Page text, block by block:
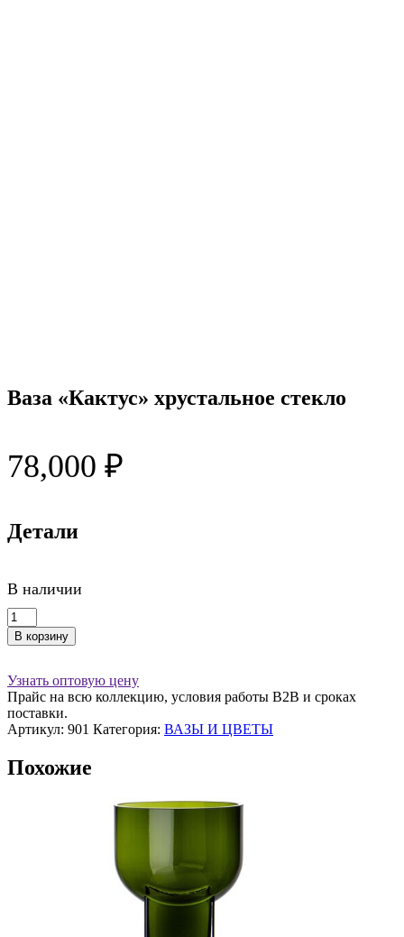
Ваза «Кактус» хрустальное стекло
78,000 ₽
Детали
В наличии
Количество
товара
Ваза
хрустальное
стекло
В корзину
Узнать оптовую цену
Прайс на всю коллекцию, условия работы В2В и сроках
поставки.
Артикул: 901 Категория: ВАЗЫ И ЦВЕТЫ
Похожие